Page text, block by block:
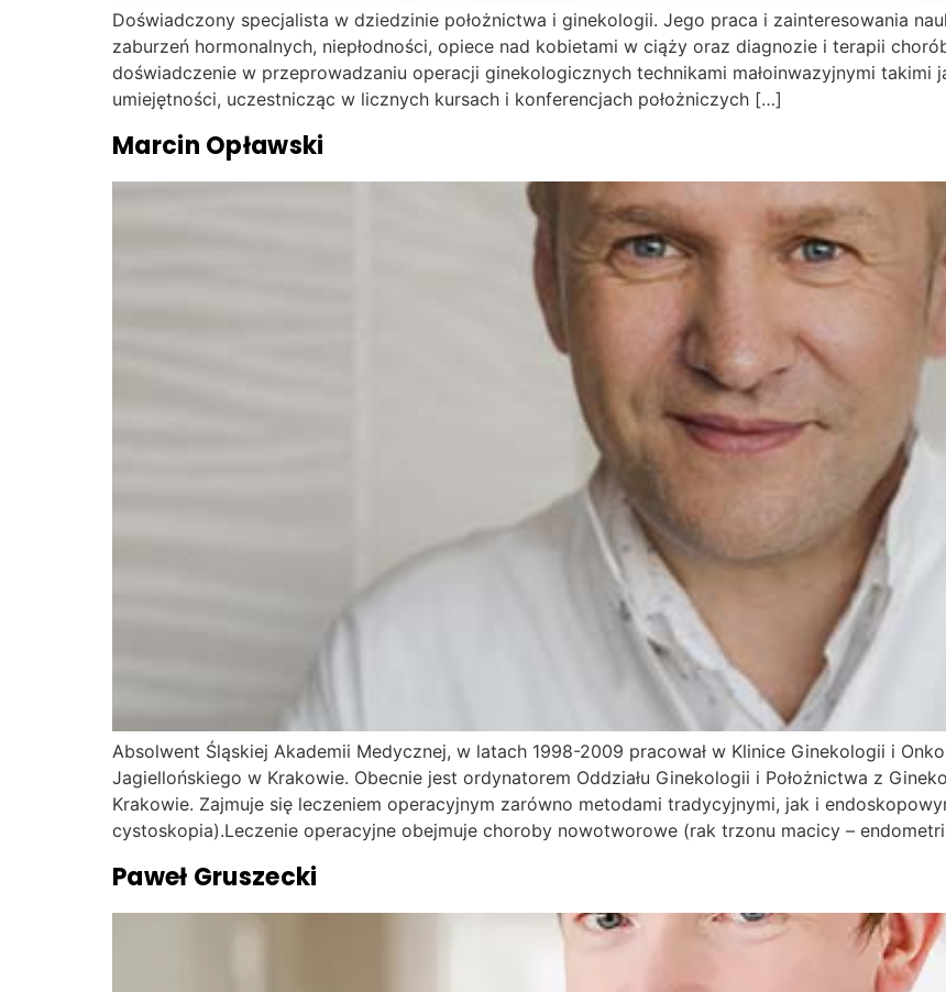
Doświadczony specjalista w dziedzinie położnictwa i ginekologii. Jego praca i zainteresowania
zaburzeń hormonalnych, niepłodności, opiece nad kobietami w ciąży oraz diagnozie i terapii
doświadczenie w przeprowadzaniu operacji ginekologicznych technikami małoinwazyjnymi takimi
umiejętności, uczestnicząc w licznych kursach i konferencjach położniczych […]
Marcin Opławski
Absolwent Śląskiej Akademii Medycznej, w latach 1998-2009 pracował w Klinice Ginekologii i
Jagiellońskiego w Krakowie. Obecnie jest ordynatorem Oddziału Ginekologii i Położnictwa z
Krakowie. Zajmuje się leczeniem operacyjnym zarówno metodami tradycyjnymi, jak i
cystoskopia).Leczenie operacyjne obejmuje choroby nowotworowe (rak trzonu macicy –
Paweł Gruszecki